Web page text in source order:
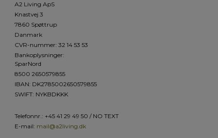
A2 Living ApS
Knastvej 3
7860 Spøttrup
Danmark
CVR-nummer: 32 14 53 53
Bankoplysninger:
SparNord
8500 2650579855
IBAN: DK2785002650579855
SWIFT: NYKBDKKK
Telefonnr.: +45 41 29 49 50 / NO TEXT
E-mail: mail@a2living.dk